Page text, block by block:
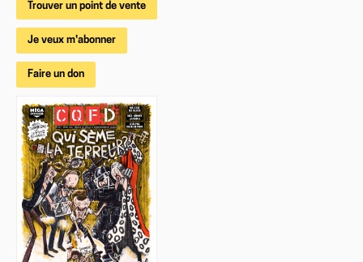
Trouver un point de vente
Je veux m'abonner
Faire un don